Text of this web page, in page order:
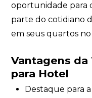
oportunidade para
parte do cotidiano
em seus quartos
Vantagens da
para Hotel
Destaque para